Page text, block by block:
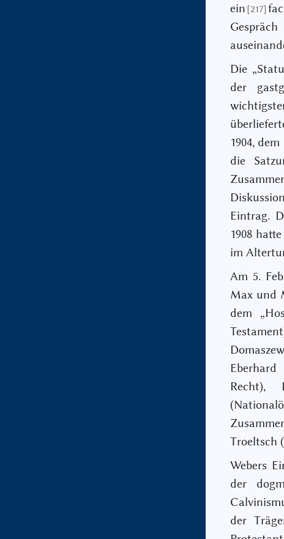
ein [217]
Die
der
1904,
die
Eintrag.
1908
im
Am 5.
Max und
dem
Recht),
Troeltsch
Webers
der
der